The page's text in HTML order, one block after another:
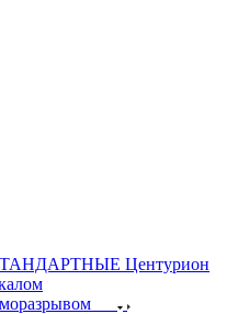
Центурион